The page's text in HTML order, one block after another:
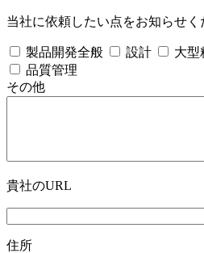
当社に依頼したい点をお知らせく
製品開発全般 設計 大型
品質管理
その他
貴社のURL
住所